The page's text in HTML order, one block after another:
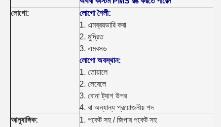
লোগো:
লোগো শৈলী:
1. এমব্রয়ডারি করা
2. মুদ্রিত
3. এমবসড
লোগো অবস্থান:
1. তোয়ালে
2. লেবেলে
3. বোনা ট্যাগ উপর
4. বা অন্যান্য প্রয়োজনীয় পদ
আনুষাঙ্গিক:
1. পকেট সহ / জিপার পকেট সহ